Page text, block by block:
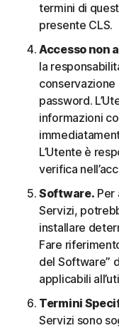
termini di
presente CLS.
Accesso non
la
conservazione
password.
informazioni
L’Utente è
verifica
Software. Per
Servizi,
installare
Fare
del Software”
applicabili
Termini
Servizi sono